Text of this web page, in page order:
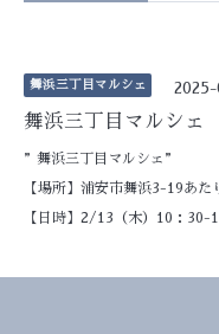
舞浜三丁目マルシェ
舞浜三丁目マルシェ
”舞浜三丁目マルシェ”
【場所】浦安市舞浜3-19あた
【日時】2/13（木）10：30-